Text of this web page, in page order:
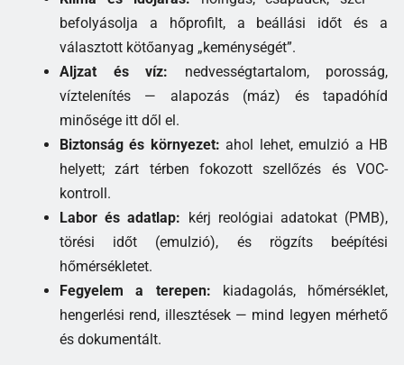
befolyásolja a hőprofilt, a beállási időt és a
választott kötőanyag „keménységét”.
Aljzat és víz: nedvességtartalom, porosság,
víztelenítés — alapozás (máz) és tapadóhíd
minősége itt dől el.
Biztonság és környezet: ahol lehet, emulzió a HB
helyett; zárt térben fokozott szellőzés és VOC-
kontroll.
Labor és adatlap: kérj reológiai adatokat (PMB),
törési időt (emulzió), és rögzíts beépítési
hőmérsékletet.
Fegyelem a terepen: kiadagolás, hőmérséklet,
hengerlési rend, illesztések — mind legyen mérhető
és dokumentált.